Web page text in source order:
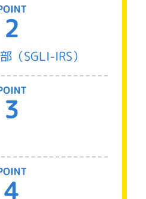
（SGLI-IRS）